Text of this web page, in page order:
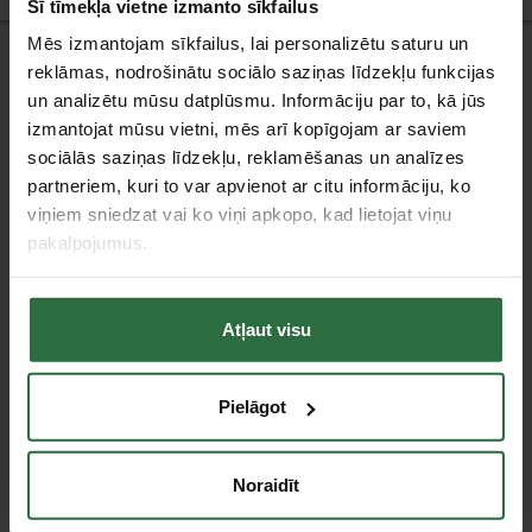
Šī tīmekļa vietne izmanto sīkfailus
Mēs izmantojam sīkfailus, lai personalizētu saturu un
reklāmas, nodrošinātu sociālo saziņas līdzekļu funkcijas
un analizētu mūsu datplūsmu. Informāciju par to, kā jūs
izmantojat mūsu vietni, mēs arī kopīgojam ar saviem
sociālās saziņas līdzekļu, reklamēšanas un analīzes
partneriem, kuri to var apvienot ar citu informāciju, ko
viņiem sniedzat vai ko viņi apkopo, kad lietojat viņu
pakalpojumus.
Atļaut visu
Pielāgot
Noraidīt
Jaunumi
Klientu apkalpošana
Piegāde
Pirkšana uz nomaksu (līzingā)
Garantijas saistības un preču atgriešana
Lojalitātes programma
SIA „Gitana tehniskais nodrošinājums”